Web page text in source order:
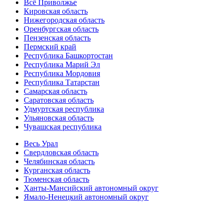
Всё Приволжье
Кировская область
Нижегородская область
Оренбургская область
Пензенская область
Пермский край
Республика Башкортостан
Республика Марий Эл
Республика Мордовия
Республика Татарстан
Самарская область
Саратовская область
Удмуртская республика
Ульяновская область
Чувашская республика
Весь Урал
Свердловская область
Челябинская область
Курганская область
Тюменская область
Ханты-Мансийский автономный округ
Ямало-Ненецкий автономный округ